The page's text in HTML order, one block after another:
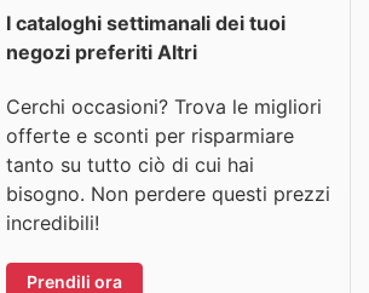
I cataloghi settimanali dei tuoi
negozi preferiti Altri
Cerchi occasioni? Trova le migliori
offerte e sconti per risparmiare
tanto su tutto ciò di cui hai
bisogno. Non perdere questi prezzi
incredibili!
Prendili ora